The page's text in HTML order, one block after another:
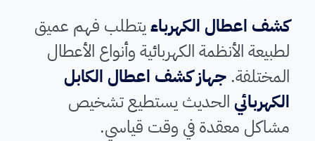
كشف اعطال الكهرباءيتطلب فهم عميق
لطبيعة الأنظمة الكهربائية وأنواع الأعطال
المختلفة.جهاز كشف اعطال الكابل
الكهربائيالحديث يستطيع تشخيص
مشاكل معقدة في وقت قياسي.